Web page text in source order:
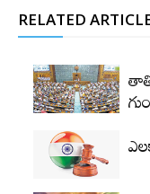
RELATED